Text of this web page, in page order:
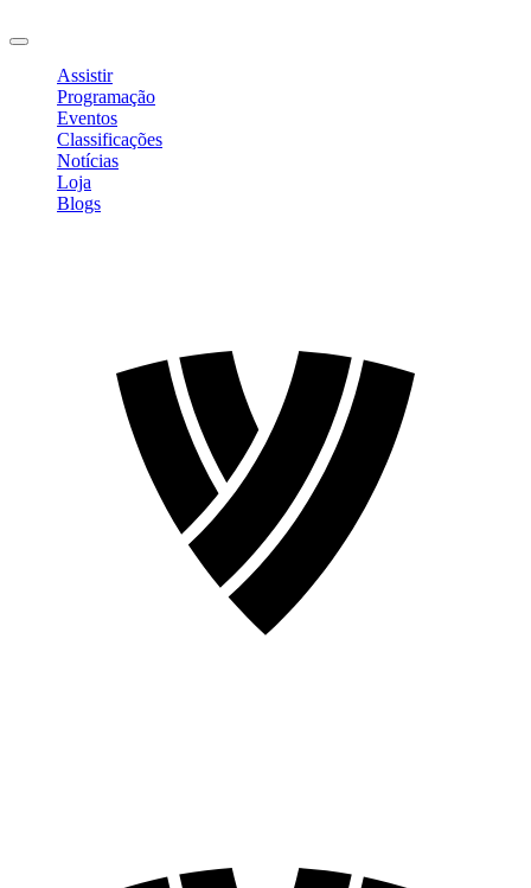
Assistir
Programação
Eventos
Classificações
Notícias
Loja
Blogs